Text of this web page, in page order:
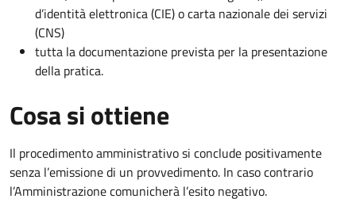
d’identità elettronica (CIE) o carta nazionale dei servizi
(CNS)
tutta la documentazione prevista per la presentazione
della pratica.
Cosa si ottiene
Il procedimento amministrativo si conclude positivamente
senza l’emissione di un provvedimento. In caso contrario
l’Amministrazione comunicherà l’esito negativo.